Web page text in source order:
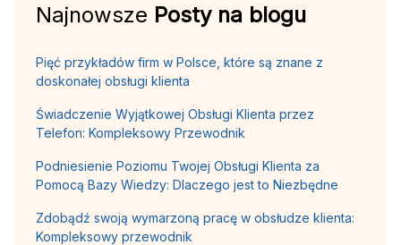
Najnowsze Posty na blogu
Pięć przykładów firm w Polsce, które są znane z
doskonałej obsługi klienta
Świadczenie Wyjątkowej Obsługi Klienta przez
Telefon: Kompleksowy Przewodnik
Podniesienie Poziomu Twojej Obsługi Klienta za
Pomocą Bazy Wiedzy: Dlaczego jest to Niezbędne
Zdobądź swoją wymarzoną pracę w obsłudze klienta:
Kompleksowy przewodnik